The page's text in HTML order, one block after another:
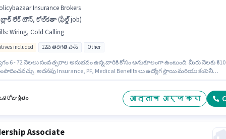
Insurance Brokers
లేక్ టౌన్, కోల్‌కతా (ఫీల్డ్ job)
: Wiring, Cold Calling
included 12వ తరగతి పాస్ Other
6 - 72 నెలలు సంవత్సరాల అనుభవం ఉన్న వారికి కోసం అనుకూలంగా ఉంటుంది. మీరు నెలకు
అదనపు Insurance, PF, Medical Benefits లు ఉద్యోగ స్థాయి మరియు కంపెనీ
/ వ్యాపార అభివృద్ధి విభాగంలో Associate sales consultant గా చేరండి. ఈ ఉద్యోగానికి Fixed +
రోజు క్రితం आत्ताच अर्ज करा
Associate